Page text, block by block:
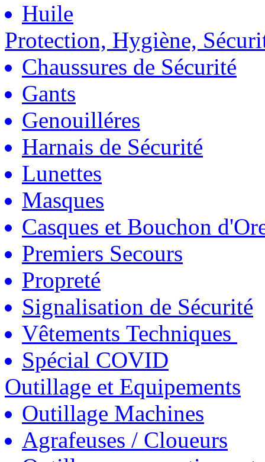
Huile
Protection, Hygiène,
Chaussures de Sécurité
Gants
Genouilléres
Harnais de Sécurité
Lunettes
Masques
Casques et Bouchon
Premiers Secours
Propreté
Signalisation de Sécurité
Vêtements Techniques
Spécial COVID
Outillage et Equipements
Outillage Machines
Agrafeuses / Cloueurs